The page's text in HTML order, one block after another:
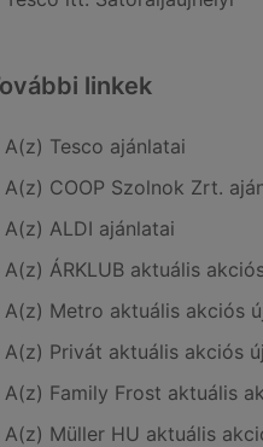
linkek
A(z) Tesco ajánlatai
A(z) COOP Szolnok Zrt.
A(z) ALDI ajánlatai
A(z) ÁRKLUB aktuális
A(z) Metro aktuális akciós
A(z) Privát aktuális akciós
A(z) Family Frost aktuális
A(z) Müller HU aktuális